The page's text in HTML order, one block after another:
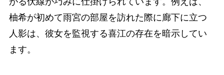
柚希が初めて雨宮の部屋を訪れた際に廊下に立つ
人影は、彼女を監視する喜江の存在を暗示してい
ます。